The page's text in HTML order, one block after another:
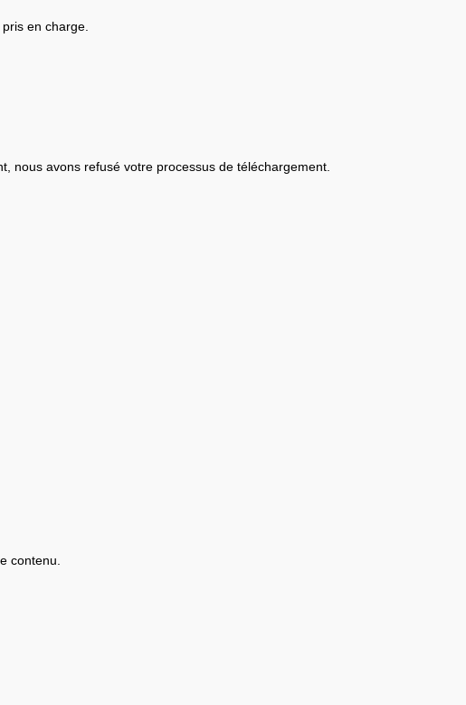
en charge.
nous avons refusé votre processus de téléchargement.
contenu.